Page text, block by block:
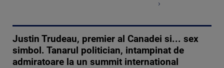
›
Justin Trudeau, premier al Canadei si... sex
simbol. Tanarul politician, intampinat de
admiratoare la un summit international